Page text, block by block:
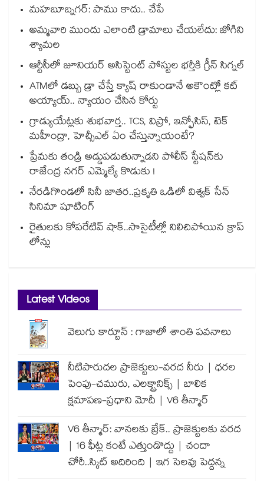
మహబూబ్నగర్: పాము కాదు.. చేపే
అమ్మవారి ముందు ఎలాంటి డ్రామాలు చేయలేదు: జోగిని
శ్యామల
ఆర్టీసీలో జూనియర్ అసిస్టెంట్‌‌ పోస్టుల భర్తీకి గ్రీన్‌‌ సిగ్నల్
ATMలో డబ్బు డ్రా చేస్తే క్యాష్ రాకుండానే అకౌంట్లో కట్
అయ్యాయ్.. న్యాయం చేసిన కోర్టు
గ్రాడ్యుయేట్లకు శుభవార్త.. TCS, విప్రో, ఇన్ఫోసిస్, టెక్
మహీంద్రా, హెచ్సీఎల్ ఏం చేస్తున్నాయంటే?
ప్రేమకు తండ్రి అడ్డుపడుతున్నాడని పోలీస్ స్టేషన్⁪కు
రాజేంద్ర నగర్ ఎమ్మెల్యే కొడుకు !
నేరడిగొండలో సినీ జాతర..ప్రకృతి ఒడిలో విశ్వక్ సేన్
సినిమా షూటింగ్
రైతులకు కోపరేటివ్ షాక్..సొసైటీల్లో నిలిచిపోయిన క్రాప్
లోన్లు
Latest Videos
వెలుగు కార్టూన్ : గాజాలో శాంతి పవనాలు
నీటిపారుదల ప్రాజెక్టులు-వరద నీరు | ధరల
పెంపు-చమురు, ఎలక్ట్రానిక్స్ | బాలిక
క్షమాపణ-ప్రధాని మోదీ | V6 తీన్మార్
V6 తీన్మార్: వానలకు బ్రేక్.. ప్రాజెక్టులకు వరద
| 16 ఫీట్ల కంటే ఎత్తుండొద్దు | చందా
చోరీ..స్కిట్ అదిరింది | ఇగ సెలవు పెద్దన్న